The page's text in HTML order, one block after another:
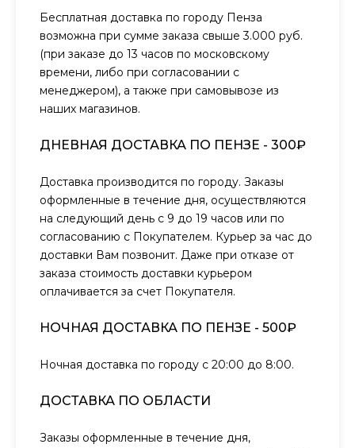
Бесплатная доставка по городу Пенза
возможна при сумме заказа свыше 3.000 руб.
(при заказе до 13 часов по московскому
времени, либо при согласовании с
менеджером), а также при самовывозе из
наших магазинов.
ДНЕВНАЯ ДОСТАВКА ПО ПЕНЗЕ - 300₽
Доставка производится по городу. Заказы
оформленные в течение дня, осуществляются
на следующий день с 9 до 19 часов или по
согласованию с Покупателем. Курьер за час до
доставки Вам позвонит. Даже при отказе от
заказа стоимость доставки курьером
оплачивается за счет Покупателя.
НОЧНАЯ ДОСТАВКА ПО ПЕНЗЕ - 500₽
Ночная доставка по городу с 20:00 до 8:00.
ДОСТАВКА ПО ОБЛАСТИ
Заказы оформленные в течение дня,